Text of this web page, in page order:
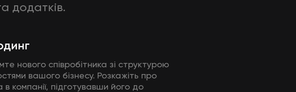
додатків.
нового співробітника зі структурою
вашого бізнесу. Розкажіть про
в компанії, підготувавши його до